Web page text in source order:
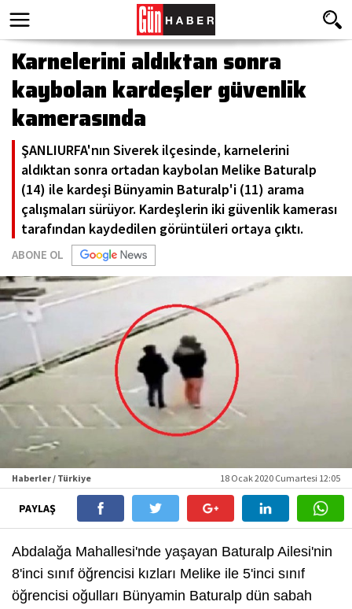
Karnelerini aldıktan sonra
kaybolan kardeşler güvenlik
kamerasında
ŞANLIURFA'nın Siverek ilçesinde, karnelerini
aldıktan sonra ortadan kaybolan Melike Baturalp
(14) ile kardeşi Bünyamin Baturalp'i (11) arama
çalışmaları sürüyor. Kardeşlerin iki güvenlik kamerası
tarafından kaydedilen görüntüleri ortaya çıktı.
ABONE OL
Haberler / Türkiye 18 Ocak 2020 Cumartesi 12:05
PAYLAŞ
Abdalağa Mahallesi'nde yaşayan Baturalp Ailesi'nin
8'inci sınıf öğrencisi kızları Melike ile 5'inci sınıf
öğrencisi oğulları Bünyamin Baturalp dün sabah